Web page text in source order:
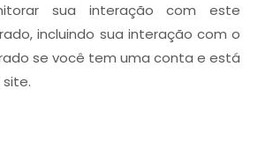
sua interação com este
incluindo sua interação com o
se você tem uma conta e está